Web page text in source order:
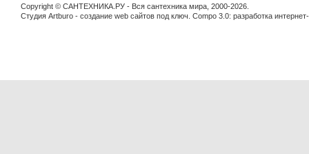
Copyright © САНТЕХНИКА.РУ - Вся сантехника мира, 2000-2026.
Студия Artburo - cоздание web сайтов под ключ . Compo 3.0: разработка